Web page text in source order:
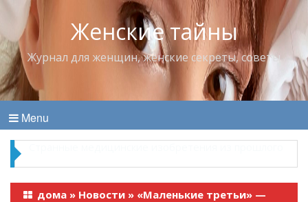
Женские тайны
Журнал для женщин, женские секреты, советы
Menu
дома » Новости » «Маленькие третьи» —